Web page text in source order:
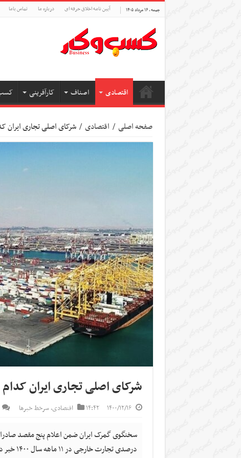
جمعه , ۱۶ مرداد ۱۴۰۵ آیین نامه اخلاق حرفه ای درباره ما تماس باما
اقتصادی اصناف کارآفرینی کسب
صفحه اصلی / اقتصادی / شرکای اصلی تجاری ایران
شرکای اصلی تجاری ایران
۱۴۰۰/۱۲/۱۶ ۱۴:۴۲ اقتصادی,سرخط خبرها
درصدی تجارت خارجی در ۱۱ ماهه سال ۱۴۰۰ خبر داد.